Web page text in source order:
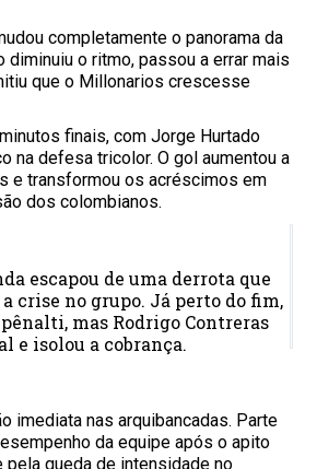
completamente o panorama da
diminuiu o ritmo, passou a errar mais
que o Millonarios crescesse
finais, com Jorge Hurtado
na defesa tricolor. O gol aumentou a
e transformou os acréscimos em
dos colombianos.
escapou de uma derrota que
crise no grupo. Já perto do fim,
mas Rodrigo Contreras
e isolou a cobrança.
imediata nas arquibancadas. Parte
da equipe após o apito
pela queda de intensidade no